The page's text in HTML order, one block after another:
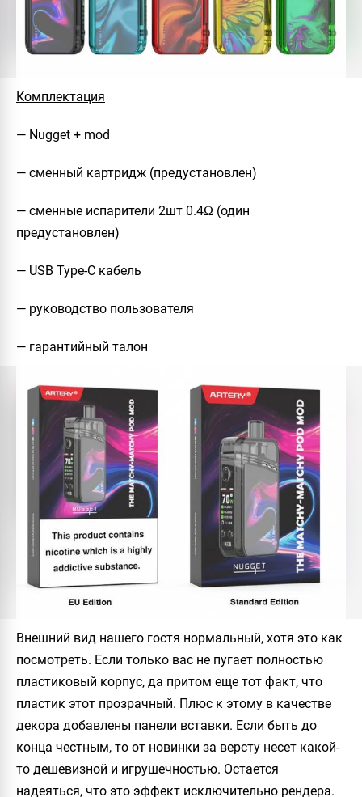
Комплектация
— Nugget + mod
— сменный картридж (предустановлен)
— сменные испарители 2шт 0.4Ω (один
предустановлен)
— USB Type-C кабель
— руководство пользователя
— гарантийный талон
Внешний вид нашего гостя нормальный, хотя это как
посмотреть. Если только вас не пугает полностью
пластиковый корпус, да притом еще тот факт, что
пластик этот прозрачный. Плюс к этому в качестве
декора добавлены панели вставки. Если быть до
конца честным, то от новинки за версту несет какой-
то дешевизной и игрушечностью. Остается
надеяться, что это эффект исключительно рендера.